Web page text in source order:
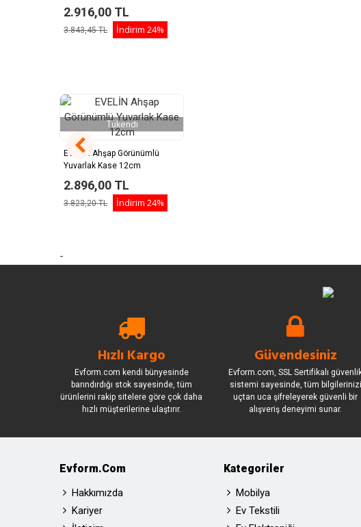
2.916,00 TL
3.843,45 TL İndirim 24%
Tükendi
EVELİN Ahşap Görünümlü
Yuvarlak Kase 12cm
2.896,00 TL
3.823,20 TL İndirim 24%
-
Hızlı Kargo
Evform.com kendi bünyesinde
barındırdığı stok sayesinde, tüm
ürünlerini rakip sitelere göre çok daha
hızlı müşterilerine ulaştırır.
Güvendesiniz
Evform.com, SSL Sertifikalı
sistemi sayesinde, tüm bilgilerinizi
uçtan uca şifreleyerek güvenli bir
alışveriş deneyimi sunar.
Evform.com
Hakkımızda
Kariyer
Kategoriler
Mobilya
Ev Tekstili